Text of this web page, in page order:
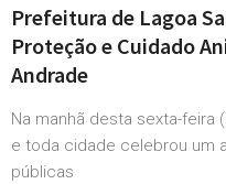
Prefeitura de Lagoa
Proteção e Cuidado
Andrade
Na manhã desta sexta-feira
e toda cidade celebrou um
públicas